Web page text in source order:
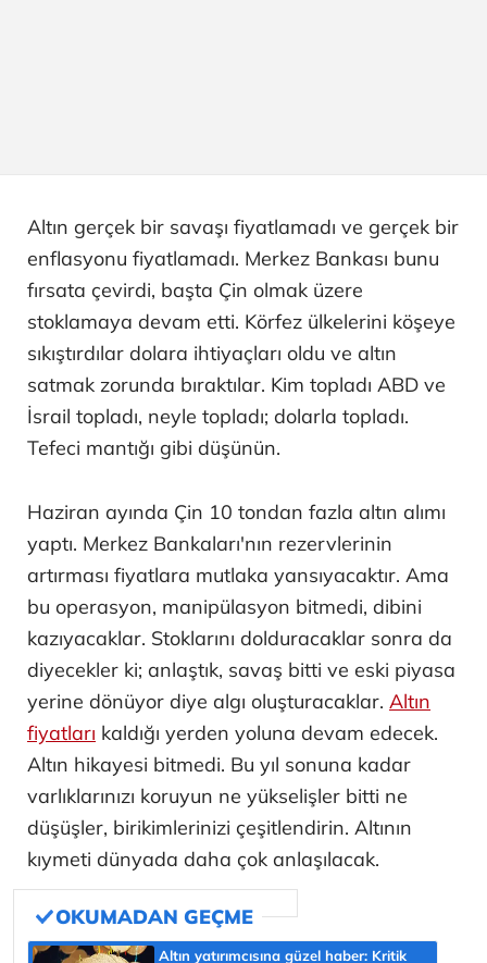
Altın gerçek bir savaşı fiyatlamadı ve gerçek bir
enflasyonu fiyatlamadı. Merkez Bankası bunu
fırsata çevirdi, başta Çin olmak üzere
stoklamaya devam etti. Körfez ülkelerini köşeye
sıkıştırdılar dolara ihtiyaçları oldu ve altın
satmak zorunda bıraktılar. Kim topladı ABD ve
İsrail topladı, neyle topladı; dolarla topladı.
Tefeci mantığı gibi düşünün.
Haziran ayında Çin 10 tondan fazla altın alımı
yaptı. Merkez Bankaları'nın rezervlerinin
artırması fiyatlara mutlaka yansıyacaktır. Ama
bu operasyon, manipülasyon bitmedi, dibini
kazıyacaklar. Stoklarını dolduracaklar sonra da
diyecekler ki; anlaştık, savaş bitti ve eski piyasa
yerine dönüyor diye algı oluşturacaklar. Altın
fiyatları kaldığı yerden yoluna devam edecek.
Altın hikayesi bitmedi. Bu yıl sonuna kadar
varlıklarınızı koruyun ne yükselişler bitti ne
düşüşler, birikimlerinizi çeşitlendirin. Altının
kıymeti dünyada daha çok anlaşılacak.
Altın yatırımcısına güzel haber: Kritik